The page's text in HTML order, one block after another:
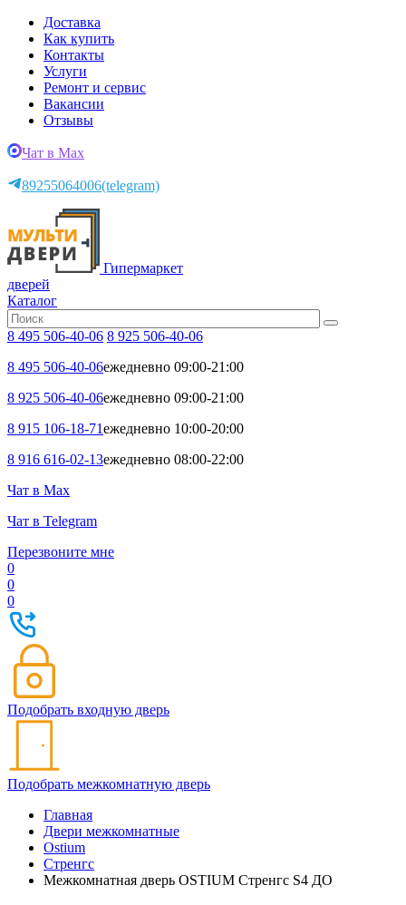
Доставка
Как купить
Контакты
Услуги
Ремонт и сервис
Вакансии
Отзывы
Чат в Max
89255064006(telegram)
Гипермаркет
дверей
Каталог
8 495 506-40-06 8 925 506-40-06
8 495 506-40-06ежедневно 09:00-21:00
8 925 506-40-06ежедневно 09:00-21:00
8 915 106-18-71ежедневно 10:00-20:00
8 916 616-02-13ежедневно 08:00-22:00
Чат в Max
Чат в Telegram
Перезвоните мне
0
0
0
Подобрать входную дверь
Подобрать межкомнатную дверь
Главная
Двери межкомнатные
Ostium
Стренгс
Межкомнатная дверь OSTIUM Стренгс S4 ДО